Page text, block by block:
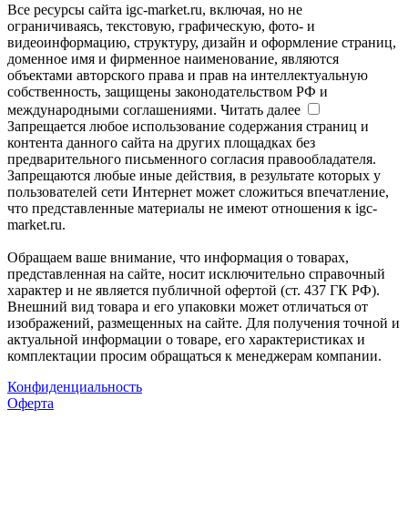
Все ресурсы сайта igc-market.ru, включая, но не
ограничиваясь, текстовую, графическую, фото- и
видеоинформацию, структуру, дизайн и оформление страниц,
доменное имя и фирменное наименование, являются
объектами авторского права и прав на интеллектуальную
собственность, защищены законодательством РФ и
международными соглашениями. Читать далее
Запрещается любое использование содержания страниц и
контента данного сайта на других площадках без
предварительного письменного согласия правообладателя.
Запрещаются любые иные действия, в результате которых у
пользователей сети Интернет может сложиться впечатление,
что представленные материалы не имеют отношения к igc-
market.ru.
Обращаем ваше внимание, что информация о товарах,
представленная на сайте, носит исключительно справочный
характер и не является публичной офертой (ст. 437 ГК РФ).
Внешний вид товара и его упаковки может отличаться от
изображений, размещенных на сайте. Для получения точной и
актуальной информации о товаре, его характеристиках и
комплектации просим обращаться к менеджерам компании.
Конфиденциальность
Оферта